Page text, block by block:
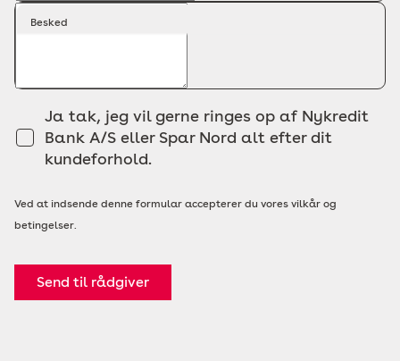
Besked
Ja tak, jeg vil gerne ringes op af Nykredit
Bank A/S eller Spar Nord alt efter dit
kundeforhold.
Ved at indsende denne formular accepterer du vores vilkår og
betingelser.
Send til rådgiver